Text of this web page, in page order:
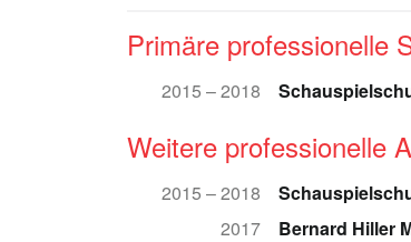
Primäre professionelle
2015 – 2018
Weitere professionelle
2015 – 2018
2017
Bernard Hiller